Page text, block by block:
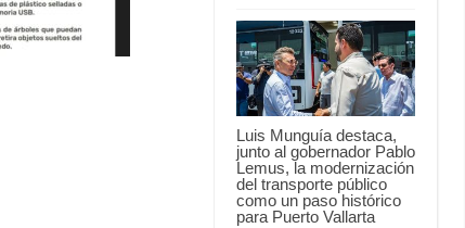
Luis Munguía destaca,
junto al gobernador Pablo
Lemus, la modernización
del transporte público
como un paso histórico
para Puerto Vallarta